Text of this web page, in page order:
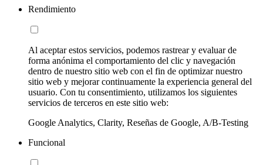
Rendimiento
Al aceptar estos servicios, podemos rastrear y evaluar de
forma anónima el comportamiento del clic y navegación
dentro de nuestro sitio web con el fin de optimizar nuestro
sitio web y mejorar continuamente la experiencia general del
usuario. Con tu consentimiento, utilizamos los siguientes
servicios de terceros en este sitio web:
Google Analytics, Clarity, Reseñas de Google, A/B-Testing
Funcional